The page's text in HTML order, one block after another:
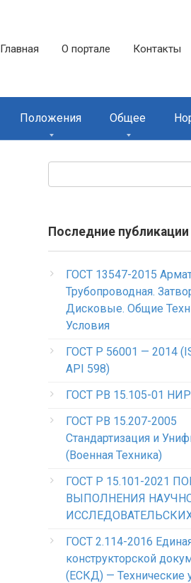
Главная О портале Контакты
Положения Общее
Последние публикации
ГОСТ 13547-2015
Трубопроводная.
Дисковые. Общие
Условия
ГОСТ Р 56001 — 2014
API 598)
ГОСТ РВ 15.105-01 НИР
ГОСТ РВ 15.207-2005
Стандартизация и
(Военная Техника)
ГОСТ Р 15.101-2021
ВЫПОЛНЕНИЯ
ГОСТ 2.114-2016
конструкторской
(ЕСКД) — Технические